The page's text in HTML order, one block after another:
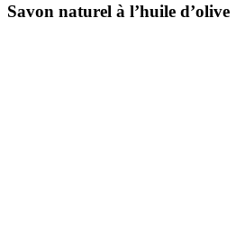
Savon naturel à l’huile d’olive